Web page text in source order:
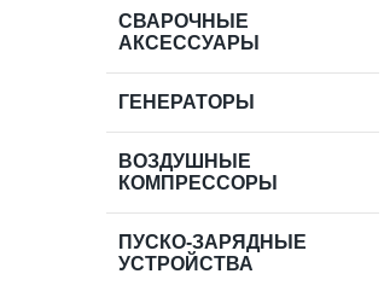
СВАРОЧНЫЕ
АКСЕССУАРЫ
ГЕНЕРАТОРЫ
ВОЗДУШНЫЕ
КОМПРЕССОРЫ
ПУСКО-ЗАРЯДНЫЕ
УСТРОЙСТВА